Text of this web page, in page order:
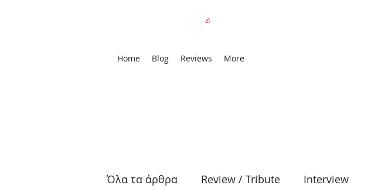
Home Blog Reviews More
Όλα τα άρθρα Review / Tribute Interview